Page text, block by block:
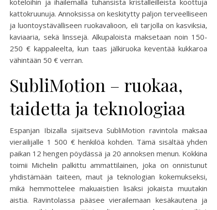
kattokruunuja. Annoksissa on keskitytty paljon terveelliseen
ja luontoystävälliseen ruokavalioon, eli tarjolla on kasviksia,
kaviaaria, sekä linssejä. Alkupaloista maksetaan noin 150-
250 € kappaleelta, kun taas jälkiruoka keventää kukkaroa
vähintään 50 € verran.
SubliMotion – ruokaa,
taidetta ja teknologiaa
Espanjan Ibizalla sijaitseva SubliMotion ravintola maksaa
vierailijalle 1 500 € henkilöä kohden. Tämä sisältää yhden
paikan 12 hengen pöydässä ja 20 annoksen menun. Kokkina
toimii Michelin palkittu ammattilainen, joka on onnistunut
yhdistämään taiteen, maut ja teknologian kokemukseksi,
mikä hemmottelee makuaistien lisäksi jokaista muutakin
aistia. Ravintolassa pääsee vierailemaan kesäkautena ja